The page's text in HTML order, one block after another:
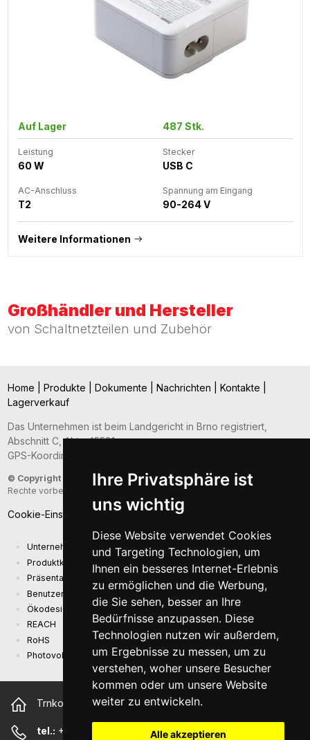
Ihre Privatsphäre ist
uns wichtig
Diese Website verwendet Cookies
und Targeting Technologien, um
Ihnen ein besseres Internet-Erlebnis
zu ermöglichen und die Werbung,
die Sie sehen, besser an Ihre
Bedürfnisse anzupassen. Diese
Technologien nutzen wir außerdem,
um Ergebnisse zu messen, um zu
verstehen, woher unsere Besucher
kommen oder um unsere Website
weiter zu entwickeln.
Alle akzeptieren
Auf Lager 487 Stk.
Leistung
60 W
Stecker
USB C
AC-Anschluss
T2
Spannung am Eingang
90-264 V
Weitere Informationen
Großhändler und Hersteller
von Schaltnetzteilen und Zubehör
Home Produkte Dokumente Nachrichten Kontakte
Lagerverkauf
Das Unternehmen ist beim Landgericht in Brno registriert,
Abschnitt C, Akte 45581.
GPS-Koordinaten: 49.2021187; 16.6781126.
© Copyright 2026
- Sunny Computer Technology Europe, s.r.o. - Alle
Rechte vorbehalten
Cookie-Einstellungen
Unternehmenspräsentation
Produktkatalog
Präsentationskatalog
Benutzerhandbuch und Sicherheitsinformationen
Ökodesign-Anforderungen (EU) 2019/1782
REACH
RoHS
Photovoltaikanlage
Trnkova 2881/156, 628 00 Brno Tschechische Republik
tel.: +420 544 500 327